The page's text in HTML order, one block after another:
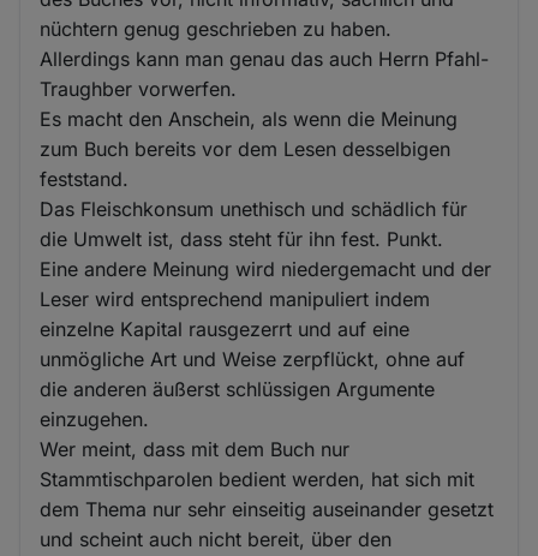
nüchtern genug geschrieben zu haben.
Allerdings kann man genau das auch Herrn Pfahl-
Traughber vorwerfen.
Es macht den Anschein, als wenn die Meinung
zum Buch bereits vor dem Lesen desselbigen
feststand.
Das Fleischkonsum unethisch und schädlich für
die Umwelt ist, dass steht für ihn fest. Punkt.
Eine andere Meinung wird niedergemacht und der
Leser wird entsprechend manipuliert indem
einzelne Kapital rausgezerrt und auf eine
unmögliche Art und Weise zerpflückt, ohne auf
die anderen äußerst schlüssigen Argumente
einzugehen.
Wer meint, dass mit dem Buch nur
Stammtischparolen bedient werden, hat sich mit
dem Thema nur sehr einseitig auseinander gesetzt
und scheint auch nicht bereit, über den